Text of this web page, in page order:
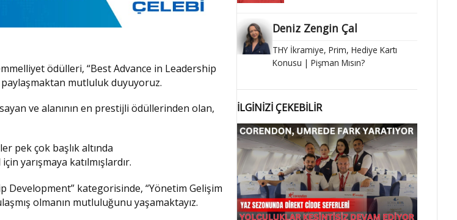
ödülleri, “Best Advance in Leadership
mutluluk duyuyoruz.
ve alanının en prestijli ödüllerinden olan,
pek çok başlık altında
yarışmaya katılmışlardır.
Development” kategorisinde, “Yönetim Gelişim
olmanın mutluluğunu yaşamaktayız.
Deniz Zengin Çal
THY İkramiye, Prim, Hediye Kartı
Konusu | Pişman Mısın?
İLGİNİZİ ÇEKEBİLİR